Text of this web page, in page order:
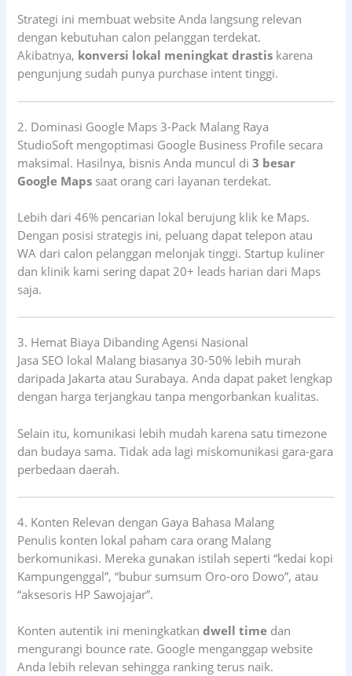
Strategi ini membuat website Anda langsung relevan
dengan kebutuhan calon pelanggan terdekat.
Akibatnya, konversi lokal meningkat drastis karena
pengunjung sudah punya purchase intent tinggi.
2. Dominasi Google Maps 3-Pack Malang Raya
StudioSoft mengoptimasi Google Business Profile secara
maksimal. Hasilnya, bisnis Anda muncul di3 besar
Google Maps saat orang cari layanan terdekat.
Lebih dari 46% pencarian lokal berujung klik ke Maps.
Dengan posisi strategis ini, peluang dapat telepon atau
WA dari calon pelanggan melonjak tinggi. Startup kuliner
dan klinik kami sering dapat 20+ leads harian dari Maps
saja.
3. Hemat Biaya Dibanding Agensi Nasional
Jasa SEO lokal Malang biasanya 30-50% lebih murah
daripada Jakarta atau Surabaya. Anda dapat paket lengkap
dengan harga terjangkau tanpa mengorbankan kualitas.
Selain itu, komunikasi lebih mudah karena satu timezone
dan budaya sama. Tidak ada lagi miskomunikasi gara-gara
perbedaan daerah.
4. Konten Relevan dengan Gaya Bahasa Malang
Penulis konten lokal paham cara orang Malang
berkomunikasi. Mereka gunakan istilah seperti “kedai kopi
Kampungenggal”, “bubur sumsum Oro-oro Dowo”, atau
“aksesoris HP Sawojajar”.
Konten autentik ini meningkatkandwell time dan
mengurangi bounce rate. Google menganggap website
Anda lebih relevan sehingga ranking terus naik.